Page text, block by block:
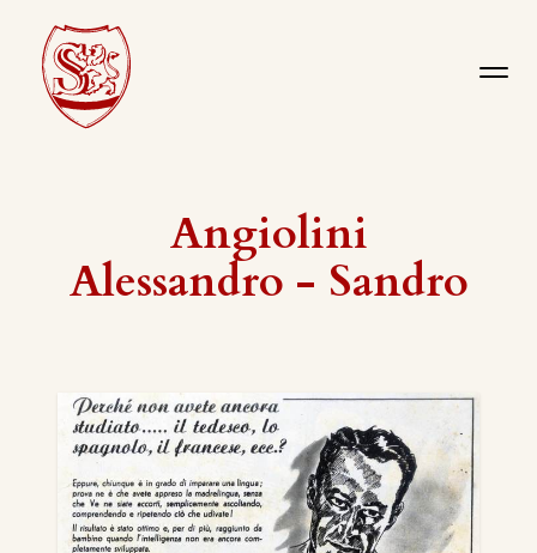
Angiolini
Alessandro - Sandro